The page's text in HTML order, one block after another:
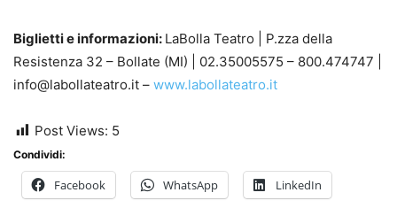
Biglietti e informazioni: LaBolla Teatro | P.zza della
Resistenza 32 – Bollate (MI) | 02.35005575 – 800.474747 |
info@labollateatro.it – www.labollateatro.it
Post Views: 5
Condividi:
Facebook WhatsApp LinkedIn